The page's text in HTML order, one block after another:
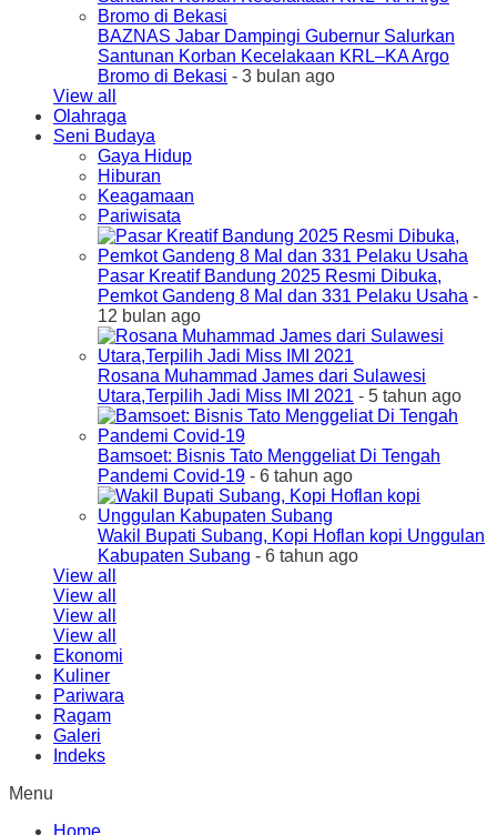
BAZNAS Jabar Dampingi Gubernur Salurkan
Santunan Korban Kecelakaan KRL–KA Argo
Bromo di Bekasi - 3 bulan ago
View all
Olahraga
Seni Budaya
Gaya Hidup
Hiburan
Keagamaan
Pariwisata
Pasar Kreatif Bandung 2025 Resmi Dibuka,
Pemkot Gandeng 8 Mal dan 331 Pelaku Usaha -
12 bulan ago
Rosana Muhammad James dari Sulawesi
Utara,Terpilih Jadi Miss IMI 2021 - 5 tahun ago
Bamsoet: Bisnis Tato Menggeliat Di Tengah
Pandemi Covid-19 - 6 tahun ago
Wakil Bupati Subang, Kopi Hoflan kopi Unggulan
Kabupaten Subang - 6 tahun ago
View all
View all
View all
View all
Ekonomi
Kuliner
Pariwara
Ragam
Galeri
Indeks
Menu
Home